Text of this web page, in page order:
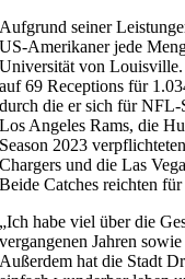
Aufgrund seiner
US-Amerikaner jede
Universität von
auf 69 Receptions für
durch die er sich für NFL-
Los Angeles Rams, die
Season 2023
Chargers und die Las
Beide Catches reichten für
„Ich habe viel über die
vergangenen Jahren
Außerdem hat die Stadt